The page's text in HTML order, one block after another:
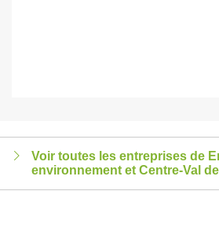
Voir toutes les entreprises de
environnement et Centre-Val